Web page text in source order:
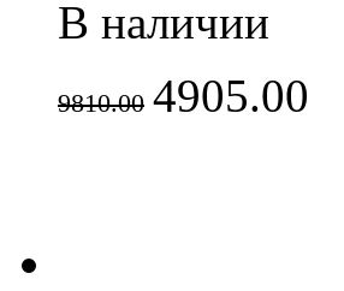
В наличии
9810.00 4905.00